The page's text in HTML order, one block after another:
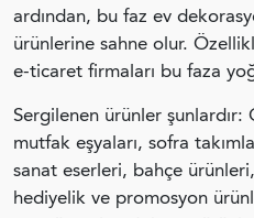
ardından, bu faz ev
ürünlerine sahne olur.
e-ticaret firmaları bu faza
Sergilenen ürünler şunlardır:
mutfak eşyaları, sofra
sanat eserleri, bahçe
hediyelik ve promosyon